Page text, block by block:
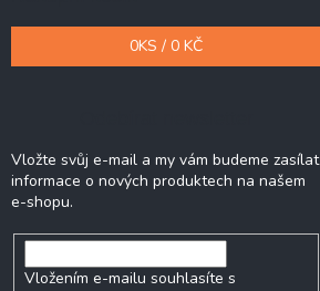
0KS / 0 KČ
Vložte svůj e-mail a my vám budeme zasílat
informace o nových produktech na našem
e-shopu.
Vložením e-mailu souhlasíte s